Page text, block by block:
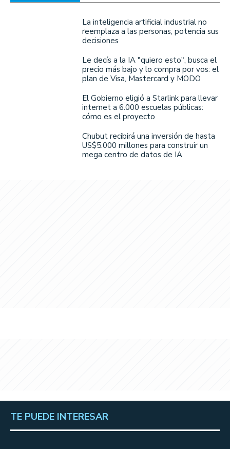
La inteligencia artificial industrial no
reemplaza a las personas, potencia sus
decisiones
Le decís a la IA "quiero esto", busca el
precio más bajo y lo compra por vos: el
plan de Visa, Mastercard y MODO
El Gobierno eligió a Starlink para llevar
internet a 6.000 escuelas públicas:
cómo es el proyecto
Chubut recibirá una inversión de hasta
US$5.000 millones para construir un
mega centro de datos de IA
TE PUEDE INTERESAR